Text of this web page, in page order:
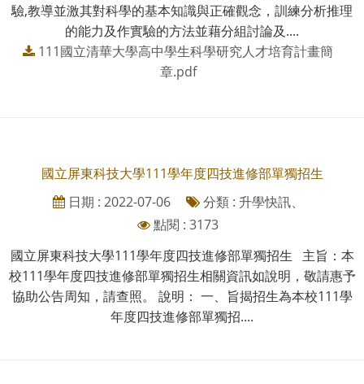
驗,教導並激其對科學的基本知識與正確觀念，訓練分析推理
的能力及作實驗的方法並藉分組討論及....
111國立清華大學高中學生科學研究人才培育計畫簡
章.pdf
國立屏東科技大學111學年度四技進修部單獨招生
日期 : 2022-07-06
分類 : 升學快訊、
點閱 : 3173
國立屏東科技大學111學年度四技進修部單獨招生 主旨：本
校111學年度四技進修部單獨招生相關資訊如說明，敬請惠予
協助公告周知，請查照。 說明： 一、旨揭招生為本校111學
年度四技進修部單獨招....